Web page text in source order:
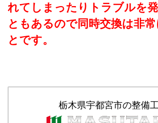
れてしまったりトラブルを
ともあるので同時交換は非
とです。
栃木県宇都宮市の整備